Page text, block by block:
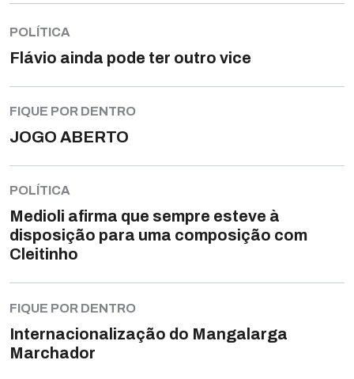
POLÍTICA
Flávio ainda pode ter outro vice
FIQUE POR DENTRO
JOGO ABERTO
POLÍTICA
Medioli afirma que sempre esteve à
disposição para uma composição com
Cleitinho
FIQUE POR DENTRO
Internacionalização do Mangalarga
Marchador